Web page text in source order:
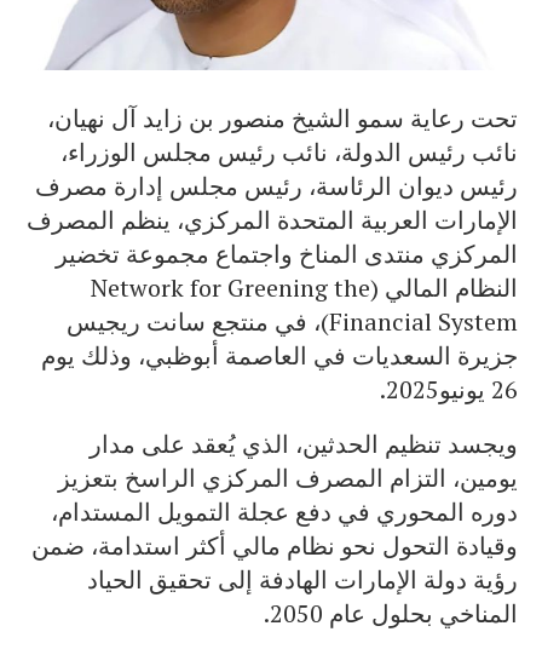
تحت رعاية سمو الشيخ منصور بن زايد آل نهيان،
نائب رئيس الدولة، نائب رئيس مجلس الوزراء،
رئيس ديوان الرئاسة، رئيس مجلس إدارة مصرف
الإمارات العربية المتحدة المركزي، ينظم المصرف
المركزي منتدى المناخ واجتماع مجموعة تخضير
النظام المالي (Network for Greening the
Financial System)، في منتجع سانت ريجيس
جزيرة السعديات في العاصمة أبوظبي، وذلك يوم
26 يونيو2025.
ويجسد تنظيم الحدثين، الذي يُعقد على مدار
يومين، التزام المصرف المركزي الراسخ بتعزيز
دوره المحوري في دفع عجلة التمويل المستدام،
وقيادة التحول نحو نظام مالي أكثر استدامة، ضمن
رؤية دولة الإمارات الهادفة إلى تحقيق الحياد
المناخي بحلول عام 2050.